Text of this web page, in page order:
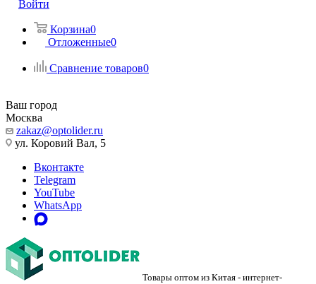
Войти
Корзина0
Отложенные0
Сравнение товаров0
Ваш город
Москва
zakaz@optolider.ru
ул. Коровий Вал, 5
Вконтакте
Telegram
YouTube
WhatsApp
Товары оптом из Китая - интернет-